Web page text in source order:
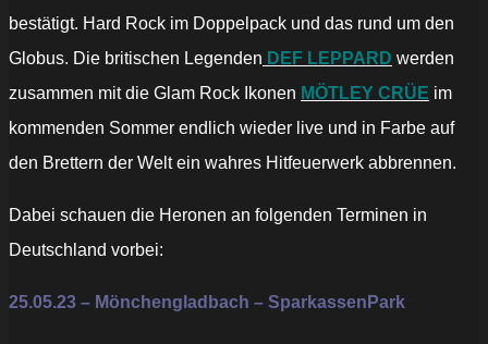
bestätigt. Hard Rock im Doppelpack und das rund um den
Globus. Die britischen Legenden DEF LEPPARD werden
zusammen mit die Glam Rock Ikonen MÖTLEY CRÜE im
kommenden Sommer endlich wieder live und in Farbe auf
den Brettern der Welt ein wahres Hitfeuerwerk abbrennen.
Dabei schauen die Heronen an folgenden Terminen in
Deutschland vorbei:
25.05.23 – Mönchengladbach – SparkassenPark